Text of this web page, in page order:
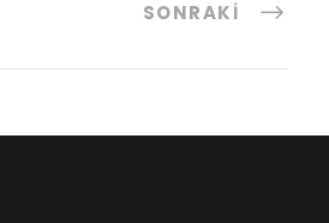
SONRAKI